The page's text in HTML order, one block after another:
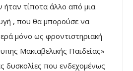
ήταν τίποτα άλλο από μια
, που θα μπορούσε να
μόνο ως φροντιστηριακή
Μακιαβελικής Παιδείας»
δυσκολίες που ενδεχομένως